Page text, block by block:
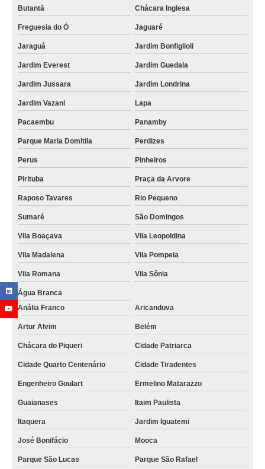
Butantã Chácara Inglesa
Freguesia do Ó Jaguaré
Jaraguá Jardim Bonfiglioli
Jardim Everest Jardim Guedala
Jardim Jussara Jardim Londrina
Jardim Vazani Lapa
Pacaembu Panamby
Parque Maria Domitila Perdizes
Perus Pinheiros
Pirituba Praça da Arvore
Raposo Tavares Rio Pequeno
Sumaré São Domingos
Vila Boaçava Vila Leopoldina
Vila Madalena Vila Pompeia
Vila Romana Vila Sônia
Água Branca
Anália Franco
Aricanduva
Artur Alvim Belém
Chácara do Piqueri Cidade Patriarca
Cidade Quarto Centenário Cidade Tiradentes
Engenheiro Goulart Ermelino Matarazzo
Guaianases Itaim Paulista
Itaquera Jardim Iguatemi
José Bonifácio Mooca
Parque São Lucas Parque São Rafael